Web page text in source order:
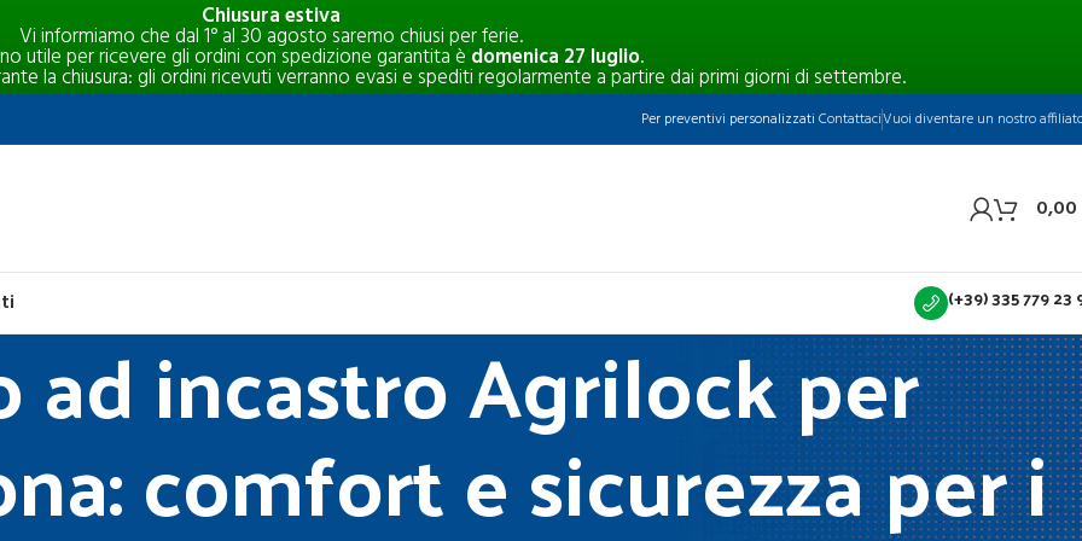
Chiusura estiva
Vi informiamo che dal 1° al 30 agosto saremo chiusi per ferie.
utile per ricevere gli ordini con spedizione garantita è domenica 27 luglio.
la chiusura: gli ordini ricevuti verranno evasi e spediti regolarmente a partire dai primi giorni di settembre.
Per preventivi personalizzati ContattaciVuoi diventare un nostro
0,00
(+39) 335 779 23
ad incastro Agrilock per
comfort e sicurezza per i